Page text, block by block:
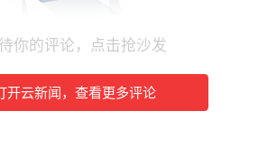
你的评论，点击抢沙发
开云新闻，查看更多评论